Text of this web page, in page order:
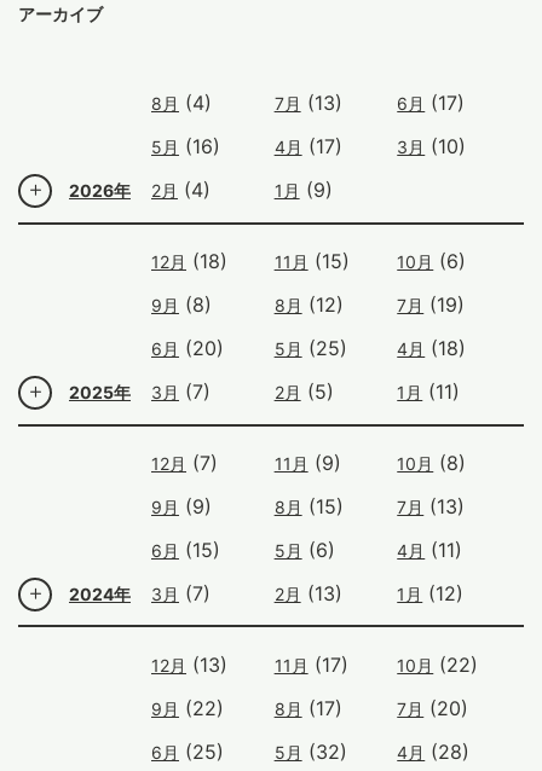
アーカイブ
2026年
8月 (4) 7月 (13) 6月 (17)
5月 (16) 4月 (17) 3月 (10)
2月 (4) 1月 (9)
2025年
12月 (18) 11月 (15) 10月 (6)
9月 (8) 8月 (12) 7月 (19)
6月 (20) 5月 (25) 4月 (18)
3月 (7) 2月 (5) 1月 (11)
2024年
12月 (7) 11月 (9) 10月 (8)
9月 (9) 8月 (15) 7月 (13)
6月 (15) 5月 (6) 4月 (11)
3月 (7) 2月 (13) 1月 (12)
12月 (13) 11月 (17) 10月 (22)
9月 (22) 8月 (17) 7月 (20)
6月 (25) 5月 (32) 4月 (28)